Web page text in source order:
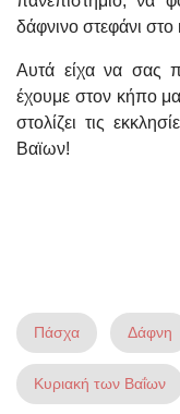
δάφνινο στεφάνι στο
Αυτά είχα να σας
έχουμε στον κήπο
στολίζει τις
Βαϊων!
Πάσχα Δάφνη
Κυριακή των Βαΐων